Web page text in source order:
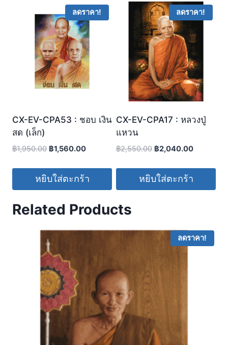
ลดราคา!
CX-EV-CPA53 : ชอบ เงิน
สด (เล็ก)
฿1,950.00 ฿1,560.00
หยิบใส่ตะกร้า
ลดราคา!
CX-EV-CPA17 : หลวงปู่
แหวน
฿2,550.00 ฿2,040.00
หยิบใส่ตะกร้า
Related Products
ลดราคา!